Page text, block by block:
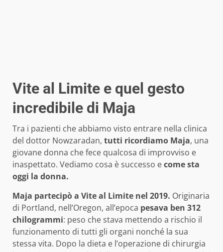
Vite al Limite e quel gesto
incredibile di Maja
Tra i pazienti che abbiamo visto entrare nella clinica
del dottor Nowzaradan, tutti ricordiamo Maja, una
giovane donna che fece qualcosa di improvviso e
inaspettato. Vediamo cosa è successo ecome sta
oggi la donna.
Maja partecipò a Vite al Limite nel 2019. Originaria
di Portland, nell’Oregon, all’epoca pesava ben 312
chilogrammi: peso che stava mettendo a rischio il
funzionamento di tutti gli organi nonché la sua
stessa vita. Dopo la dieta e l’operazione di chirurgia